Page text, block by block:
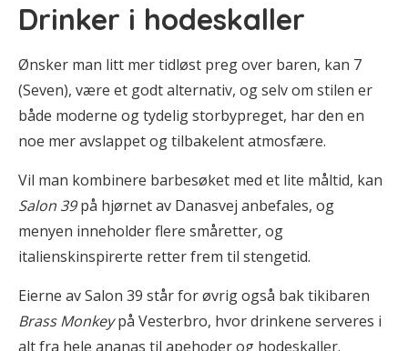
Drinker i hodeskaller
Ønsker man litt mer tidløst preg over baren, kan 7
(Seven), være et godt alternativ, og selv om stilen er
både moderne og tydelig storbypreget, har den en
noe mer avslappet og tilbakelent atmosfære.
Vil man kombinere barbesøket med et lite måltid, kan
Salon 39på hjørnet av Danasvej anbefales, og
menyen inneholder flere småretter, og
italienskinspirerte retter frem til stengetid.
Eierne av Salon 39 står for øvrig også bak tikibaren
Brass Monkeypå Vesterbro, hvor drinkene serveres i
alt fra hele ananas til apehoder og hodeskaller.